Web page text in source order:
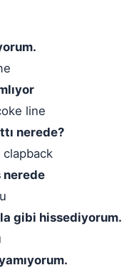
line
nerede?
nerede
gibi hissediyorum.